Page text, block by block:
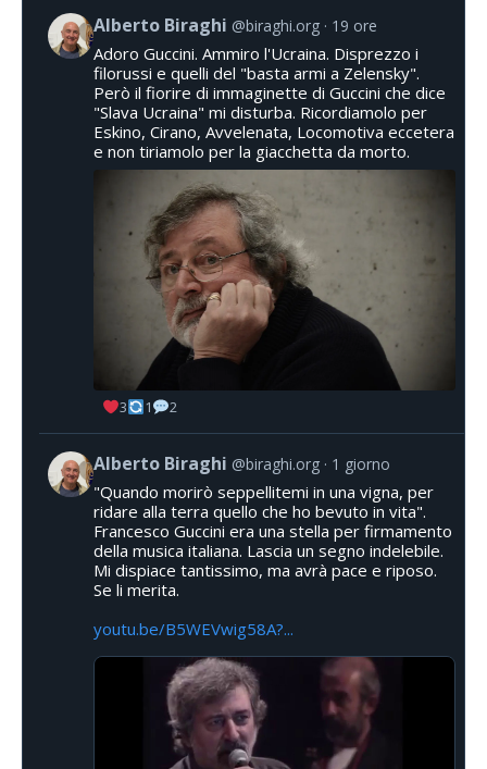
Alberto Biraghi @biraghi.org 19 ore
Adoro Guccini. Ammiro l'Ucraina. Disprezzo i
filorussi e quelli del "basta armi a Zelensky".
Però il fiorire di immaginette di Guccini che dice
"Slava Ucraina" mi disturba. Ricordiamolo per
Eskino, Cirano, Avvelenata, Locomotiva eccetera
e non tiriamolo per la giacchetta da morto.
3 1 2
Alberto Biraghi @biraghi.org 1 giorno
"Quando morirò seppellitemi in una vigna, per
ridare alla terra quello che ho bevuto in vita".
Francesco Guccini era una stella per firmamento
della musica italiana. Lascia un segno indelebile.
Mi dispiace tantissimo, ma avrà pace e riposo.
Se li merita.
youtu.be/B5WEVwig58A?...